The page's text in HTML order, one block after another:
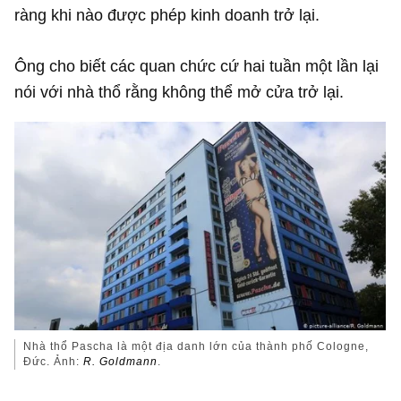
ràng khi nào được phép kinh doanh trở lại.
Ông cho biết các quan chức cứ hai tuần một lần lại
nói với nhà thổ rằng không thể mở cửa trở lại.
Nhà thổ Pascha là một địa danh lớn của thành phố Cologne,
Đức. Ảnh:R. Goldmann